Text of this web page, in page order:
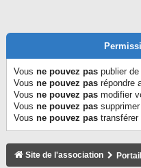
Vous ne pouvez pas publier
Vous ne pouvez pas répondre
Vous ne pouvez pas modifier
Vous ne pouvez pas
Vous ne pouvez pas
Site de l'association Portail